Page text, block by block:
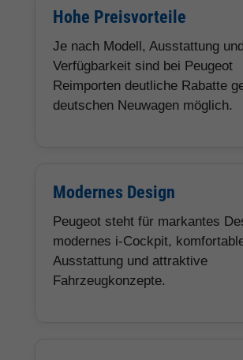
Hohe Preisvorteile
Je nach Modell, Ausstattung
Verfügbarkeit sind bei Peugeot
Reimporten deutliche Rabatte
deutschen Neuwagen möglich.
Modernes Design
Peugeot steht für markantes
modernes i-Cockpit,
Ausstattung und attraktive
Fahrzeugkonzepte.